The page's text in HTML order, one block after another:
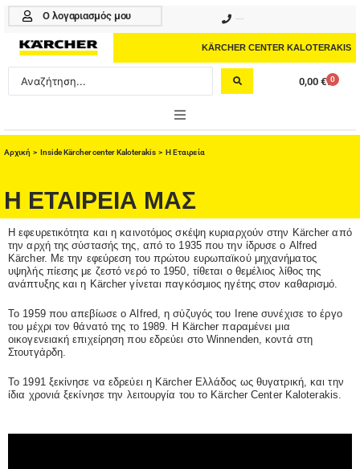
Μετάβαση
περιεχόμενο
Ο λογαριασμός μου
KÄRCHER CENTER KALOTERAKIS
Search
...
0,00 € 0
Cart
PROFESSIONAL
ΑΞΕΣΟΥΑΡ
ΚΑΘΑΡΙΣΤΙΚΑ
ΥΠΗΡΕΣΙΕΣ-ΝΕΑ-ΛΥΣΕΙΣ
Αρχική > Inside Kärcher center Kaloterakis> Η Εταιρεία
Η ΕΤΑΙΡΕΙΑ ΜΑΣ
Η εφευρετικότητα και η καινοτόμος σκέψη κυριαρχούν στην Kärcher από
την αρχή της σύστασής της, από το 1935 που την ίδρυσε ο Alfred
Kärcher. Με την εφεύρεση του πρώτου ευρωπαϊκού μηχανήματος
υψηλής πίεσης με ζεστό νερό το 1950, τίθεται ο θεμέλιος λίθος της
ανάπτυξης και η Kärcher γίνεται παγκόσμιος ηγέτης στον καθαρισμό.
Το 1959 που απεβίωσε ο Alfred, η σύζυγός του Irene συνέχισε το έργο
του μέχρι τον θάνατό της το 1989. Η Kärcher παραμένει μια
οικογενειακή επιχείρηση που εδρεύει στο Winnenden, κοντά στη
Στουτγάρδη.
Το 1991 ξεκίνησε να εδρεύει η Kärcher Ελλάδος ως θυγατρική, και την
ίδια χρονιά ξεκίνησε την λειτουργία του το Kärcher Center Kaloterakis.